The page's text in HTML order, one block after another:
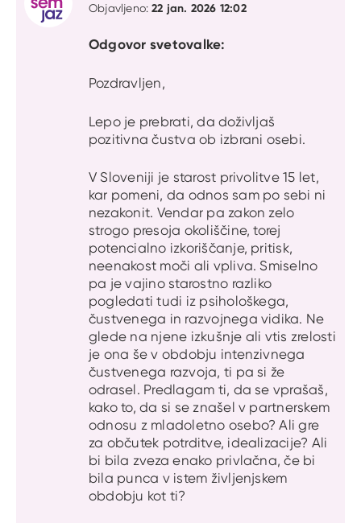
Objavljeno:22 jan. 2026 12:02
Odgovor svetovalke:
Pozdravljen,
Lepo je prebrati, da doživljaš
pozitivna čustva ob izbrani osebi.
V Sloveniji je starost privolitve 15 let,
kar pomeni, da odnos sam po sebi ni
nezakonit. Vendar pa zakon zelo
strogo presoja okoliščine, torej
potencialno izkoriščanje, pritisk,
neenakost moči ali vpliva. Smiselno
pa je vajino starostno razliko
pogledati tudi iz psihološkega,
čustvenega in razvojnega vidika. Ne
glede na njene izkušnje ali vtis zrelosti
je ona še v obdobju intenzivnega
čustvenega razvoja, ti pa si že
odrasel. Predlagam ti, da se vprašaš,
kako to, da si se znašel v partnerskem
odnosu z mladoletno osebo? Ali gre
za občutek potrditve, idealizacije? Ali
bi bila zveza enako privlačna, če bi
bila punca v istem življenjskem
obdobju kot ti?